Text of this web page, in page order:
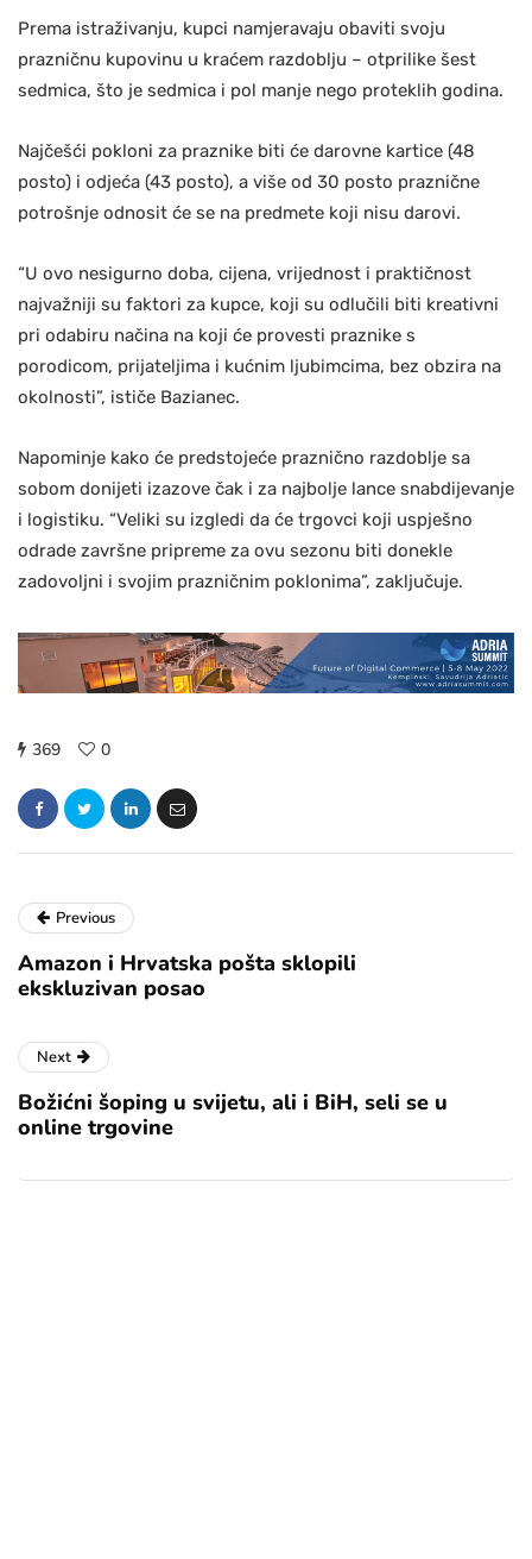
Prema istraživanju, kupci namjeravaju obaviti svoju
prazničnu kupovinu u kraćem razdoblju – otprilike šest
sedmica, što je sedmica i pol manje nego proteklih godina.
Najčešći pokloni za praznike biti će darovne kartice (48
posto) i odjeća (43 posto), a više od 30 posto praznične
potrošnje odnosit će se na predmete koji nisu darovi.
“U ovo nesigurno doba, cijena, vrijednost i praktičnost
najvažniji su faktori za kupce, koji su odlučili biti kreativni
pri odabiru načina na koji će provesti praznike s
porodicom, prijateljima i kućnim ljubimcima, bez obzira na
okolnosti”, ističe Bazianec.
Napominje kako će predstojeće praznično razdoblje sa
sobom donijeti izazove čak i za najbolje lance snabdijevanje
i logistiku. “Veliki su izgledi da će trgovci koji uspješno
odrade završne pripreme za ovu sezonu biti donekle
zadovoljni i svojim prazničnim poklonima”, zaključuje.
369 0
Previous
Amazon i Hrvatska pošta sklopili
ekskluzivan posao
Next
Božićni šoping u svijetu, ali i BiH, seli se u
online trgovine